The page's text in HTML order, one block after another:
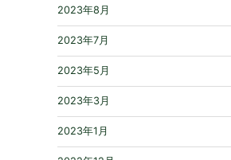
2023年8月
2023年7月
2023年5月
2023年3月
2023年1月